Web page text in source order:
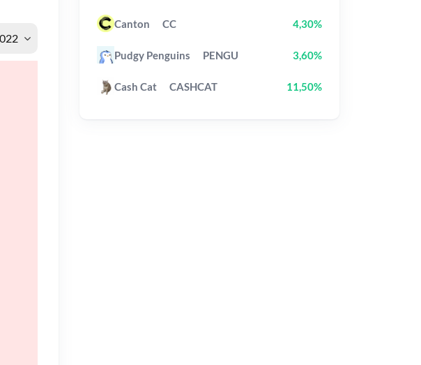
Canton CC 4,30%
Pudgy Penguins PENGU 3,60%
Cash Cat CASHCAT 11,50%